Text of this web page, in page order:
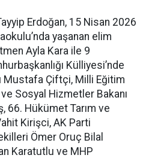
Erdoğan, 15 Nisan 2026
yaşanan elim
Ayla Kara ile 9
Külliyesi’nde
Mustafa Çiftçi, Milli Eğitim
Sosyal Hizmetler Bakanı
66. Hükümet Tarım ve
Kirişci, AK Parti
Ömer Oruç Bilal
Karatutlu ve MHP